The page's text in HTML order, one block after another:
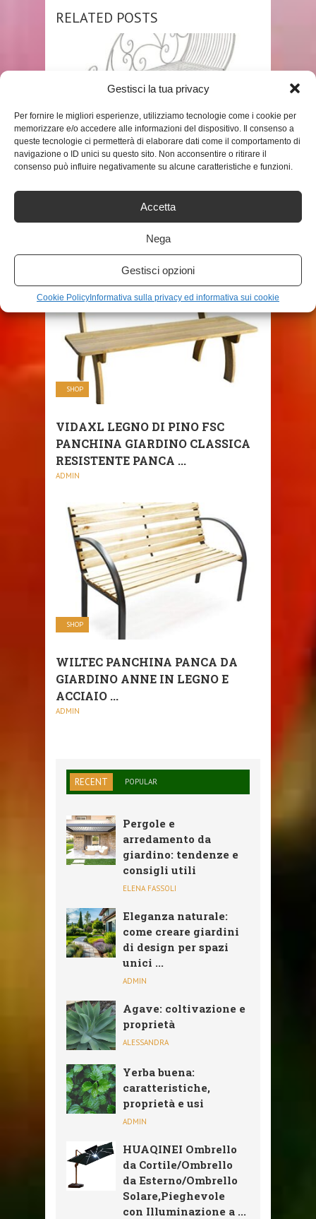
Gestisci la tua privacy
Per fornire le migliori esperienze, utilizziamo tecnologie come i cookie per
memorizzare e/o accedere alle informazioni del dispositivo. Il consenso a
queste tecnologie ci permetterà di elaborare dati come il comportamento di
navigazione o ID unici su questo sito. Non acconsentire o ritirare il
consenso può influire negativamente su alcune caratteristiche e funzioni.
Accetta
Nega
Gestisci opzioni
Cookie Policy Informativa sulla privacy ed informativa sui cookie
RELATED POSTS
SHOP
PANCHINA DA GIARDINO KARMA
IN METALLO – CHAISE LONGUE
IN ...
SHOP
VIDAXL LEGNO DI PINO FSC
PANCHINA GIARDINO CLASSICA
RESISTENTE PANCA ...
ADMIN
SHOP
WILTEC PANCHINA PANCA DA
GIARDINO ANNE IN LEGNO E
ACCIAIO ...
ADMIN
RECENT POPULAR
Pergole e
arredamento da
giardino: tendenze e
consigli utili
ELENA FASSOLI
Eleganza naturale:
come creare giardini
di design per spazi
unici ...
ADMIN
Agave: coltivazione e
proprietà
ALESSANDRA
Yerba buena:
caratteristiche,
proprietà e usi
ADMIN
HUAQINEI Ombrello
da Cortile/Ombrello
da Esterno/Ombrello
Solare,Pieghevole
con Illuminazione a ...